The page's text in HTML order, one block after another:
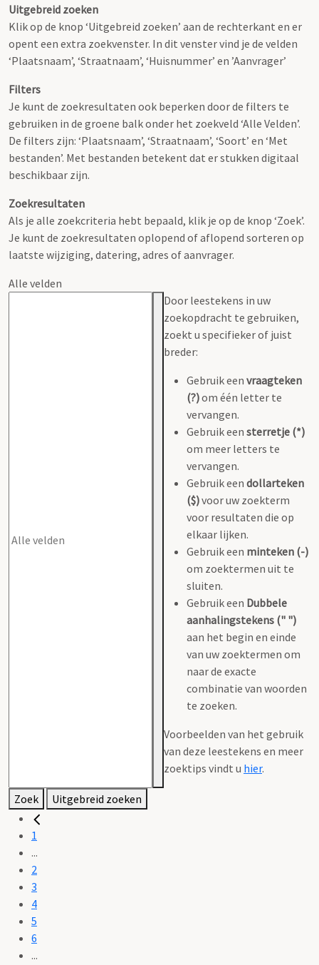
Uitgebreid zoeken
Klik op de knop ‘Uitgebreid zoeken’ aan de rechterkant en er
opent een extra zoekvenster. In dit venster vind je de velden
‘Plaatsnaam’, ‘Straatnaam’, ‘Huisnummer’ en ’Aanvrager’
Filters
Je kunt de zoekresultaten ook beperken door de filters te
gebruiken in de groene balk onder het zoekveld ‘Alle Velden’.
De filters zijn: ‘Plaatsnaam’, ‘Straatnaam’, ‘Soort’ en ‘Met
bestanden’. Met bestanden betekent dat er stukken digitaal
beschikbaar zijn.
Zoekresultaten
Als je alle zoekcriteria hebt bepaald, klik je op de knop ‘Zoek’.
Je kunt de zoekresultaten oplopend of aflopend sorteren op
laatste wijziging, datering, adres of aanvrager.
Alle velden
Door leestekens in uw
zoekopdracht te gebruiken,
zoekt u specifieker of juist
breder:
Gebruik een vraagteken
(?)om één letter te
vervangen.
Gebruik een sterretje (*)
om meer letters te
vervangen.
Gebruik een dollarteken
($)voor uw zoekterm
voor resultaten die op
elkaar lijken.
Gebruik een minteken (-)
om zoektermen uit te
sluiten.
Gebruik een Dubbele
aanhalingstekens (" ")
aan het begin en einde
van uw zoektermen om
naar de exacte
combinatie van woorden
te zoeken.
Voorbeelden van het gebruik
van deze leestekens en meer
zoektips vindt u hier.
Zoek Uitgebreid zoeken
1
...
2
3
4
5
6
...